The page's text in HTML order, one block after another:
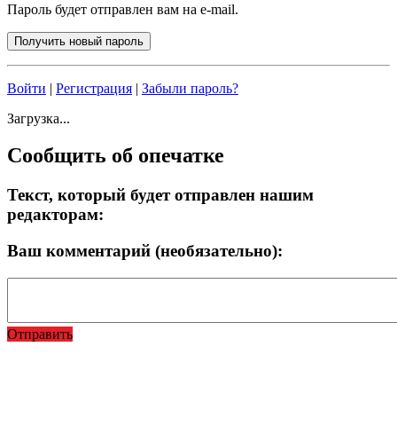
Пароль будет отправлен вам на e-mail.
Войти | Регистрация | Забыли пароль?
Загрузка...
Сообщить об опечатке
Текст, который будет отправлен нашим
редакторам:
Ваш комментарий (необязательно):
Отправить